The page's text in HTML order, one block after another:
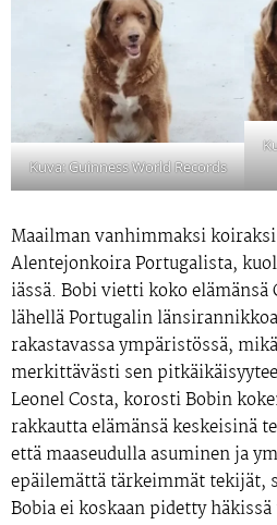
Kuva: Guinness World Records
Maailman vanhimmaksi
Alentejonkoira Portugalista,
iässä. Bobi vietti koko elämänsä
lähellä Portugalin
rakastavassa ympäristössä,
merkittävästi sen
Leonel Costa, korosti Bobin
rakkautta elämänsä keskeisinä
että maaseudulla asuminen ja
epäilemättä tärkeimmät tekijät,
Bobia ei koskaan pidetty